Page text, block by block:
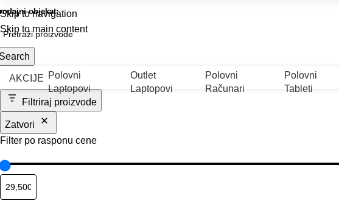
Skip to navigation
Skip to main content
objekat: Patrijarha Gavrila 6, Drugi ulaz: Bulevar Kralja Aleksandra 88-90 - Vračar
AKCIJE Polovni
Laptopovi
Outlet
Laptopovi
Polovni
Računari
Polovni
Tableti
Filtriraj proizvode
Zatvori
Filter po rasponu cene